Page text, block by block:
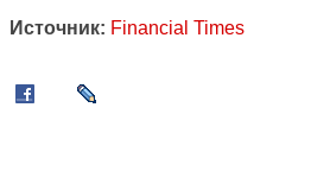
Источник: Financial Times